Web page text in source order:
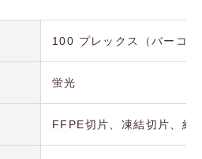
100 プレックス（バーコ
蛍光
FFPE切片、凍結切片、組